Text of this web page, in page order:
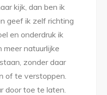
kijk, dan ben ik
geef ik zelf richting
en onderdruk ik
meer natuurlijke
zonder daar
of te verstoppen.
door toe te laten.